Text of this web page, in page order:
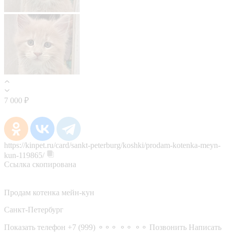
7 000 ₽
https://kinpet.ru/card/sankt-peterburg/koshki/prodam-kotenka-meyn-
kun-119865/
Ссылка скопирована
Продам котенка мейн-кун
Санкт-Петербург
Показать телефон +7 (999) ⚬⚬⚬ ⚬⚬ ⚬⚬ Позвонить Написать